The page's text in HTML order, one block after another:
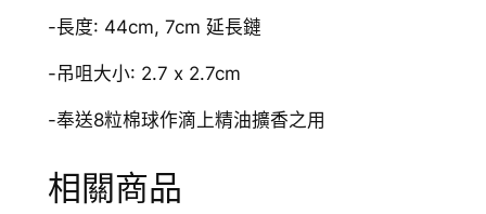
-長度: 44cm, 7cm 延長鏈
-吊咀大小: 2.7 x 2.7cm
-奉送8粒棉球作滴上精油擴香之用
相關商品